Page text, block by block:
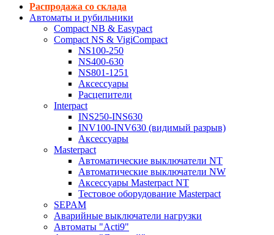
Распродажа со склада
Автоматы и рубильники
Compact NB & Easypact
Compact NS & VigiCompact
NS100-250
NS400-630
NS801-1251
Аксессуары
Расцепители
Interpact
INS250-INS630
INV100-INV630 (видимый разрыв)
Аксессуары
Masterpact
Автоматические выключатели NT
Автоматические выключатели NW
Аксессуары Masterpact NT
Тестовое оборудование Masterpact
SEPAM
Аварийные выключатели нагрузки
Автоматы "Acti9"